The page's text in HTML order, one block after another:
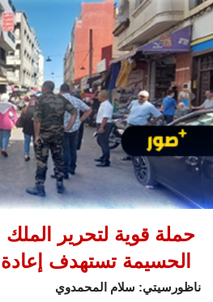
حملة قوية لتحرير
الحسيمة تستهدف
ناظورسيتي: سلام المحمدوي